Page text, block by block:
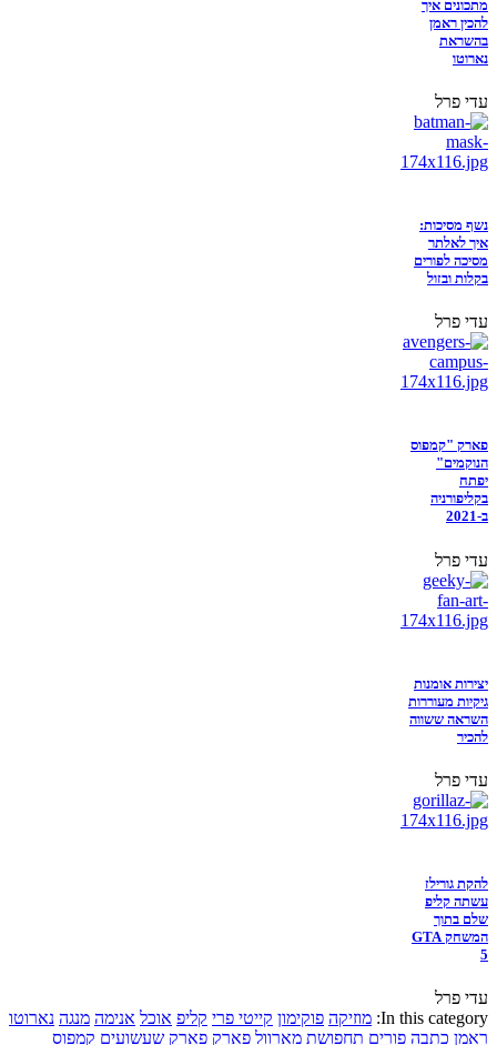
מתכונים איך
להכין ראמן
בהשראת
נארוטו
עדי פרל
נשף מסיכות:
איך לאלתר
מסיכה לפורים
בקלות ובזול
עדי פרל
פארק "קמפוס
הנוקמים"
יפתח
בקליפורניה
ב-2021
עדי פרל
יצירות אומנות
גיקיות מעוררות
השראה ששווה
להכיר
עדי פרל
להקת גורילז
עשתה קליפ
שלם בתוך
המשחק GTA
5
עדי פרל
In this category: מוזיקה פוקימון קייטי פרי קליפ אוכל אנימה מנגה נארוטו
ראמן כתבה פורים תחפושת מארוול פארק פארק שעשועים קמפוס